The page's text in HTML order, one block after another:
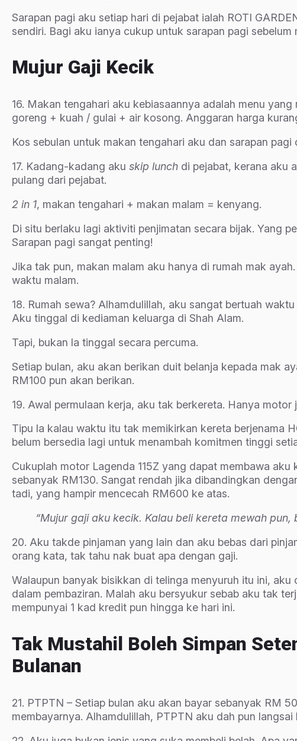
Sarapan pagi aku setiap hari di pejabat ialah ROTI
sendiri. Bagi aku ianya cukup untuk sarapan pagi sebelum
Mujur Gaji Kecik
16. Makan tengahari aku kebiasaannya adalah menu
goreng + kuah / gulai + air kosong. Anggaran harga
Kos sebulan untuk makan tengahari aku dan sarapan
17. Kadang-kadang aku skip lunch di pejabat, kerana aku
pulang dari pejabat.
2 in 1, makan tengahari + makan malam = kenyang.
Di situ berlaku lagi aktiviti penjimatan secara bijak. Yang
Sarapan pagi sangat penting!
Jika tak pun, makan malam aku hanya di rumah mak
waktu malam.
18. Rumah sewa? Alhamdulillah, aku sangat bertuah
Aku tinggal di kediaman keluarga di Shah Alam.
Tapi, bukan la tinggal secara percuma.
Setiap bulan, aku akan berikan duit belanja kepada mak
RM100 pun akan berikan.
19. Awal permulaan kerja, aku tak berkereta. Hanya motor
Tipu la kalau waktu itu tak memikirkan kereta berjenama
belum bersedia lagi untuk menambah komitmen tinggi
Cukuplah motor Lagenda 115Z yang dapat membawa
sebanyak RM130. Sangat rendah jika dibandingkan
tadi, yang hampir mencecah RM600 ke atas.
“Mujur gaji aku kecik. Kalau beli kereta mewah pun,
20. Aku takde pinjaman yang lain dan aku bebas dari
orang kata, tak tahu nak buat apa dengan gaji.
Walaupun banyak bisikkan di telinga menyuruh itu ini,
dalam pembaziran. Malah aku bersyukur sebab aku tak
mempunyai 1 kad kredit pun hingga ke hari ini.
Tak Mustahil Boleh Simpan
Bulanan
21. PTPTN – Setiap bulan aku akan bayar sebanyak RM
membayarnya. Alhamdulillah, PTPTN aku dah pun langsai